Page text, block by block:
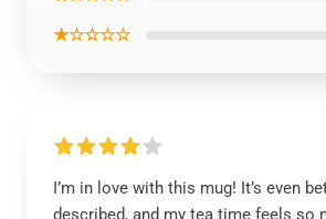
★☆☆☆☆
I’m in love with this mug! It’s even
described, and my tea time feels so